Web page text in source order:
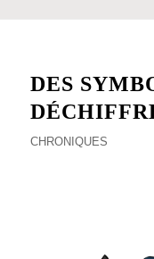
DES
CHRONIQUES